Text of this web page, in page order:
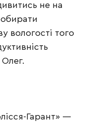
не на
обирати
вологості того
Гарант» —